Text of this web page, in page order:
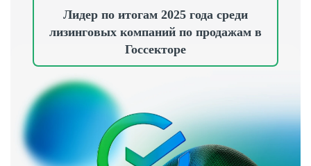
Лидер по итогам 2025 года среди
лизинговых компаний по продажам в
Госсекторе